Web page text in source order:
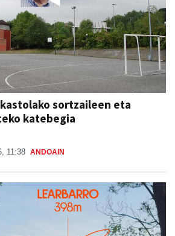
sortzaileen eta
katebegia
11:38 ANDOAIN